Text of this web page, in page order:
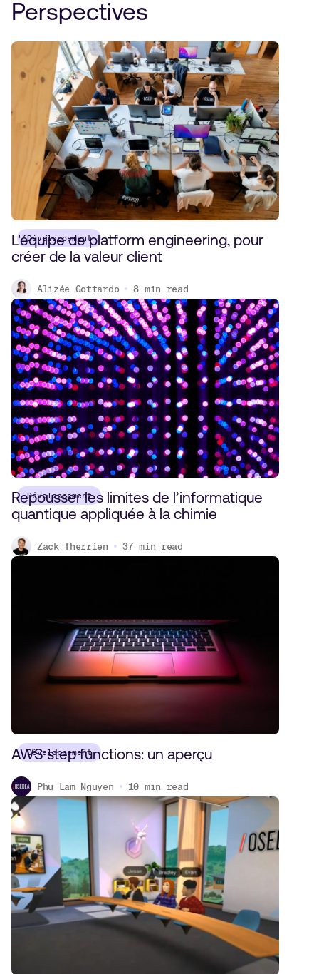
Perspectives
Développement
L'équipe de platform engineering, pour
créer de la valeur client
Alizée Gottardo 8 min read
Développement
Repousser les limites de l’informatique
quantique appliquée à la chimie
Zack Therrien 37 min read
Développement
AWS step functions: un aperçu
Phu Lam Nguyen 10 min read